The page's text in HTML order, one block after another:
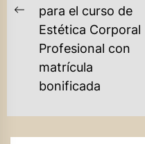
Previous
post:
para el curso de
Estética Corporal
Profesional con
matrícula
bonificada